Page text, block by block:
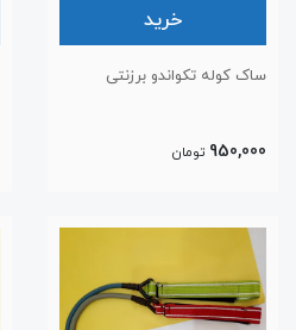
خرید
ساک کوله تکواندو برزنتی
950,000 تومان